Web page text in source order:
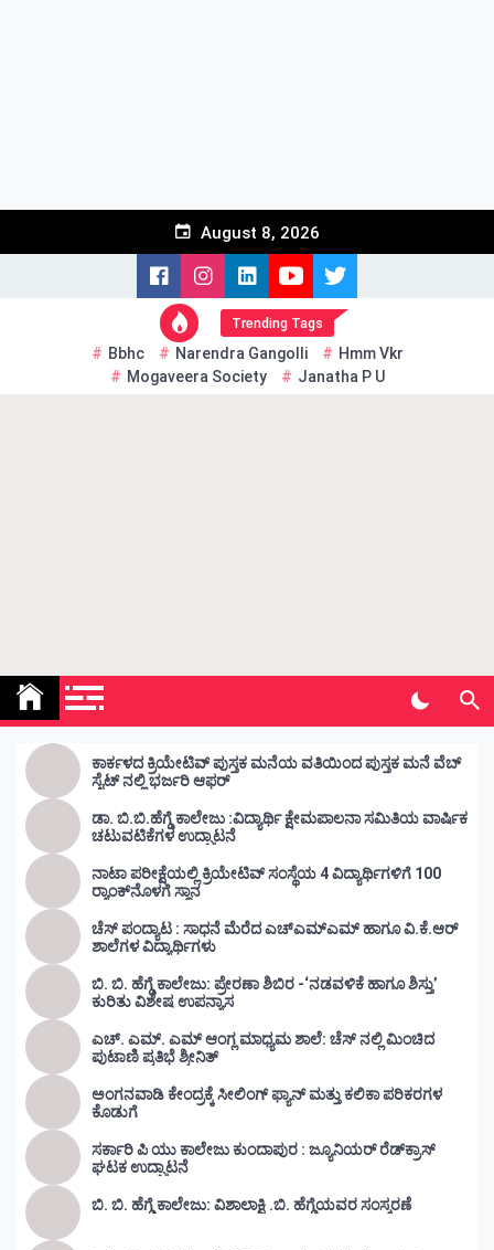
August 8, 2026
Trending Tags
Bbhc Narendra Gangolli
Hmm Vkr
Mogaveera Society
Janatha P U
Kunda Vahini – ಕುಂದ ವಾಹಿನಿ
ಕಾರ್ಕಳದ ಕ್ರಿಯೇಟಿವ್ ಪುಸ್ತಕ ಮನೆಯ ವತಿಯಿಂದ ಪುಸ್ತಕ ಮನೆ ವೆಬ್
ಸೈಟ್ ನಲ್ಲಿ ಭರ್ಜರಿ ಆಫರ್
ಡಾ. ಬಿ.ಬಿ.ಹೆಗ್ಡೆ ಕಾಲೇಜು :ವಿದ್ಯಾರ್ಥಿ ಕ್ಷೇಮಪಾಲನಾ ಸಮಿತಿಯ ವಾರ್ಷಿಕ
ಚಟುವಟಿಕೆಗಳ ಉದ್ಘಾಟನೆ
ನಾಟಾ ಪರೀಕ್ಷೆಯಲ್ಲಿ ಕ್ರಿಯೇಟಿವ್ ಸಂಸ್ಥೆಯ 4 ವಿದ್ಯಾರ್ಥಿಗಳಿಗೆ 100
ರ‍್ಯಾಂಕ್‌ನೊಳಗೆ ಸ್ಥಾನ
ಚೆಸ್ ಪಂದ್ಯಾಟ : ಸಾಧನೆ ಮೆರೆದ ಎಚ್ಎಮ್ಎಮ್ ಹಾಗೂ ವಿ.ಕೆ.ಆರ್
ಶಾಲೆಗಳ ವಿದ್ಯಾರ್ಥಿಗಳು
ಬಿ. ಬಿ. ಹೆಗ್ಡೆ ಕಾಲೇಜು: ಪ್ರೇರಣಾ ಶಿಬಿರ -‘ನಡವಳಿಕೆ ಹಾಗೂ ಶಿಸ್ತು’
ಕುರಿತು ವಿಶೇಷ ಉಪನ್ಯಾಸ
ಎಚ್. ಎಮ್. ಎಮ್ ಆಂಗ್ಲ ಮಾಧ್ಯಮ ಶಾಲೆ: ಚೆಸ್ ನಲ್ಲಿ ಮಿಂಚಿದ
ಪುಟಾಣಿ ಪ್ರತಿಭೆ ಶ್ರೀನಿತ್
ಅಂಗನವಾಡಿ ಕೇಂದ್ರಕ್ಕೆ ಸೀಲಿಂಗ್ ಫ್ಯಾನ್ ಮತ್ತು ಕಲಿಕಾ ಪರಿಕರಗಳ
ಕೊಡುಗೆ
ಸರ್ಕಾರಿ ಪಿ ಯು ಕಾಲೇಜು ಕುಂದಾಪುರ : ಜ್ಯೂನಿಯರ್‌ ರೆಡ್‌ಕ್ರಾಸ್‌
ಘಟಕ ಉದ್ಘಾಟನೆ
ಬಿ. ಬಿ. ಹೆಗ್ಡೆ ಕಾಲೇಜು: ವಿಶಾಲಾಕ್ಷಿ .ಬಿ. ಹೆಗ್ಡೆಯವರ ಸಂಸ್ಮರಣೆ